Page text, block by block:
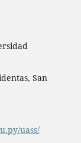
San
uass/